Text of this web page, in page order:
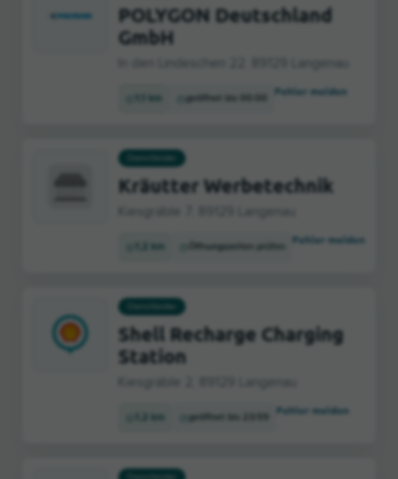
POLYGON Deutschland
GmbH
1,1 km geöffnet bis 00:00
Fehler melden
Kräutter Werbetechnik
1,2 km Öffnungszeiten prüfen
Fehler melden
Shell Recharge Charging
Station
1,2 km geöffnet bis 23:59
Fehler melden